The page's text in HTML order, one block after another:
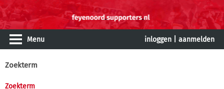
Menu inloggen aanmelden
Zoekterm
Zoekterm